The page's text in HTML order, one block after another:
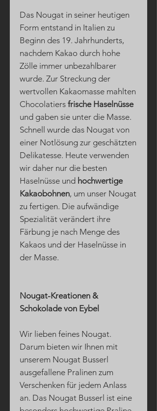
Das Nougat in seiner heutigen
Form entstand in Italien zu
Beginn des 19. Jahrhunderts,
nachdem Kakao durch hohe
Zölle immer unbezahlbarer
wurde. Zur Streckung der
wertvollen Kakaomasse mahlten
Chocolatiers frische Haselnüsse
und gaben sie unter die Masse.
Schnell wurde das Nougat von
einer Notlösung zur geschätzten
Delikatesse. Heute verwenden
wir daher nur die besten
Haselnüsse und hochwertige
Kakaobohnen, um unser Nougat
zu fertigen. Die aufwändige
Spezialität verändert ihre
Färbung je nach Menge des
Kakaos und der Haselnüsse in
der Masse.
Nougat-Kreationen &
Schokolade von Eybel
Wir lieben feines Nougat.
Darum bieten wir Ihnen mit
unserem Nougat Busserl
ausgefallene Pralinen zum
Verschenken für jedem Anlass
an. Das Nougat Busserl ist eine